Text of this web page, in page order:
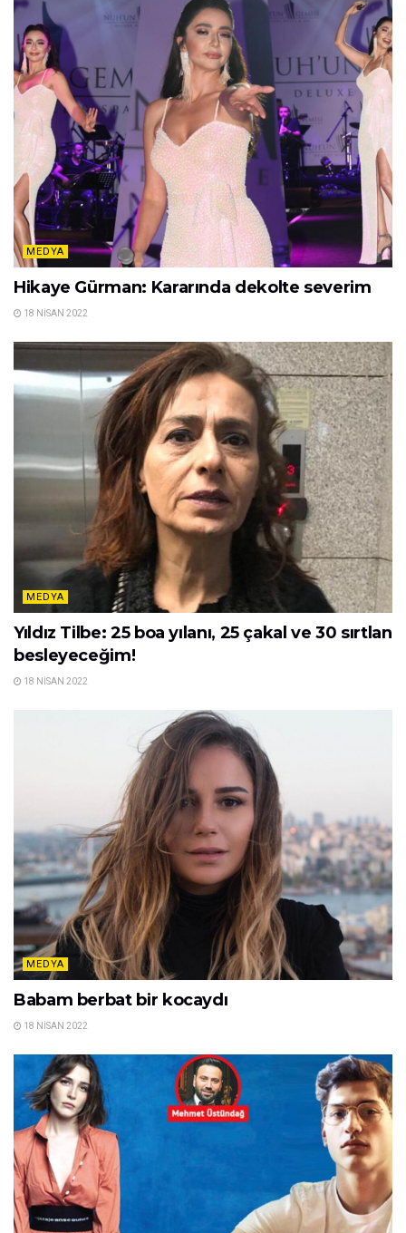
MEDYA
Hikaye Gürman: Kararında dekolte severim
18 NISAN 2022
MEDYA
Yıldız Tilbe: 25 boa yılanı, 25 çakal ve 30 sırtlan
besleyeceğim!
18 NISAN 2022
MEDYA
Babam berbat bir kocaydı
18 NISAN 2022